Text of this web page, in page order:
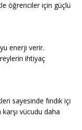
öğrenciler için güçlü
enerji verir.
ihtiyaç
sayesinde fındık içi
karşı vücudu daha